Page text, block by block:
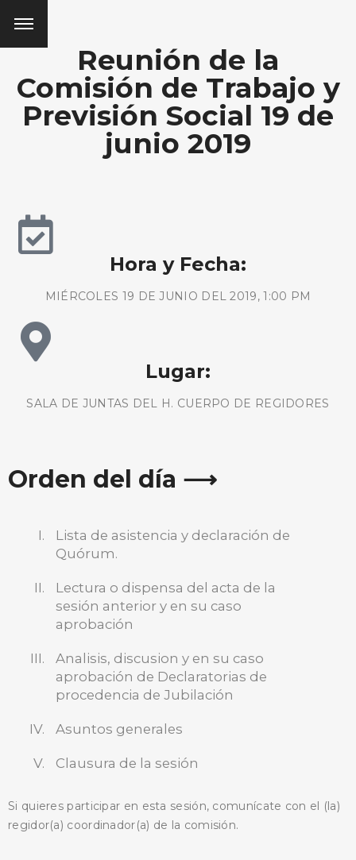
BUSCA AQUÍ
Reunión de la
Comisión de Trabajo y
Previsión Social 19 de
junio 2019
Hora y Fecha:
MIÉRCOLES 19 DE JUNIO DEL 2019, 1:00 PM
Lugar:
SALA DE JUNTAS DEL H. CUERPO DE REGIDORES
Orden del día ⟶
Lista de asistencia y declaración de
Quórum.
Lectura o dispensa del acta de la
sesión anterior y en su caso
aprobación
Analisis, discusion y en su caso
aprobación de Declaratorias de
procedencia de Jubilación
Asuntos generales
Clausura de la sesión
Si quieres participar en esta sesión, comunícate con el (la)
regidor(a) coordinador(a) de la comisión.